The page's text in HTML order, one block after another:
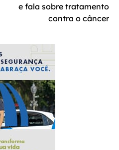
e fala sobre tratamento
contra o câncer